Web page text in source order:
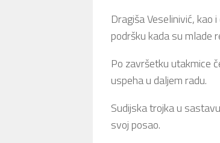
Dragiša Veselinivić, kao
podršku kada su mlade
Po završetku utakmice
uspeha u daljem radu.
Sudijska trojka u
svoj posao.